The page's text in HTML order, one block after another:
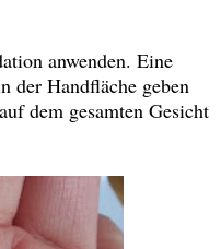
anwenden. Eine
der Handfläche geben
dem gesamten Gesicht